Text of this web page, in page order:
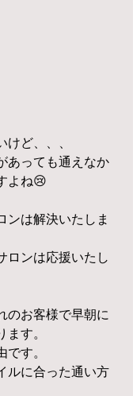
ど、、、
あっても通えなか
よね😢
ンは解決いたしま
ロンは応援いたし
のお客様で早朝に
す。
す。
ルに合った通い方